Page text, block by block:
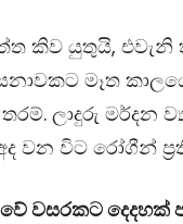
කිව යුතුයි, එවැනි
මෑත
ලාදුරු මර්දන
වන විට රෝගීන්
වසරකට